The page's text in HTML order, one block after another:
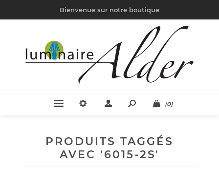
Bienvenue sur notre boutique
(0)
PRODUITS TAGGÉS
AVEC '6015-2S'